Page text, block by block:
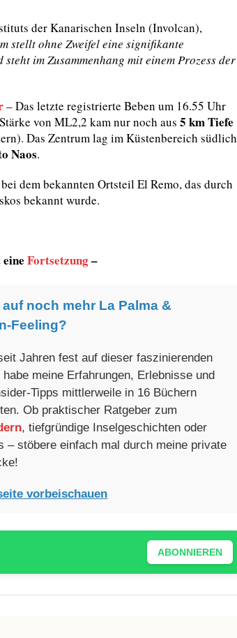
der Kanarischen Inseln (Involcan),
stellt ohne Zweifel eine signifikante
im Zusammenhang mit einem Prozess der
– Das letzte registrierte Beben um 16.55 Uhr
von ML2,2 kam nur noch aus 5 km Tiefe
Das Zentrum lag im Küstenbereich südlich
Naos.
dem bekannten Ortsteil El Remo, das durch
bekannt wurde.
Fortsetzung–
noch mehr La Palma &
Feeling?
Jahren fest auf dieser faszinierenden
habe meine Erfahrungen, Erlebnisse und
Tipps mittlerweile in 16 Büchern
Ob praktischer Ratgeber zum
, tiefgründige Inselgeschichten oder
– stöbere einfach mal durch meine private
vorbeischauen
ABONNIEREN